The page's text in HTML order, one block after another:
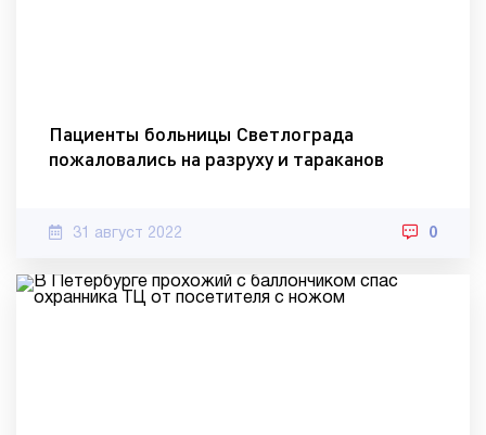
Пациенты больницы Светлограда
пожаловались на разруху и тараканов
31 август 2022 0